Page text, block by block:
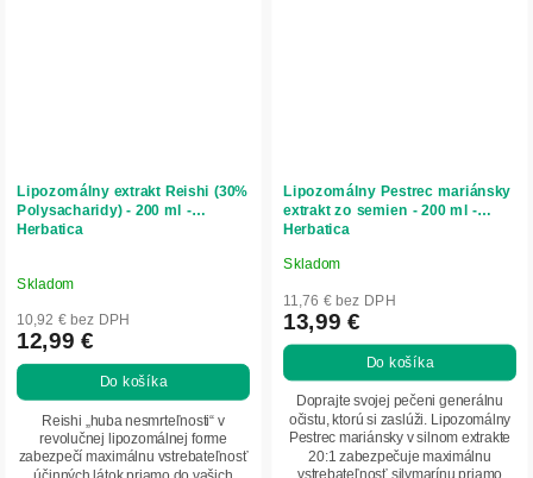
Lipozomálny extrakt Reishi (30%
Polysacharidy) - 200 ml -
Herbatica
Skladom
10,92 € bez DPH
12,99 €
Do košíka
Reishi „huba nesmrteľnosti“ v
revolučnej lipozomálnej forme
zabezpečí maximálnu vstrebateľnosť
Lipozomálny Pestrec mariánsky
extrakt zo semien - 200 ml -
Herbatica
Priemerné
hodnotenie
produktu
je
5,0
5
hviezdičiek.
Skladom
11,76 € bez DPH
13,99 €
Do košíka
Doprajte svojej pečeni generálnu
očistu, ktorú si zaslúži. Lipozomálny
Pestrec mariánsky v silnom extrakte
20:1 zabezpečuje maximálnu